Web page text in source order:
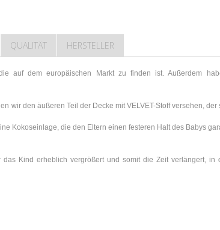
QUALITÄT HERSTELLER
auf dem europäischen Markt zu finden ist. Außerdem
wir den äußeren Teil der Decke mit VELVET-Stoff versehen, der
Kokoseinlage, die den Eltern einen festeren Halt des Babys
Kind erheblich vergrößert und somit die Zeit verlängert, in